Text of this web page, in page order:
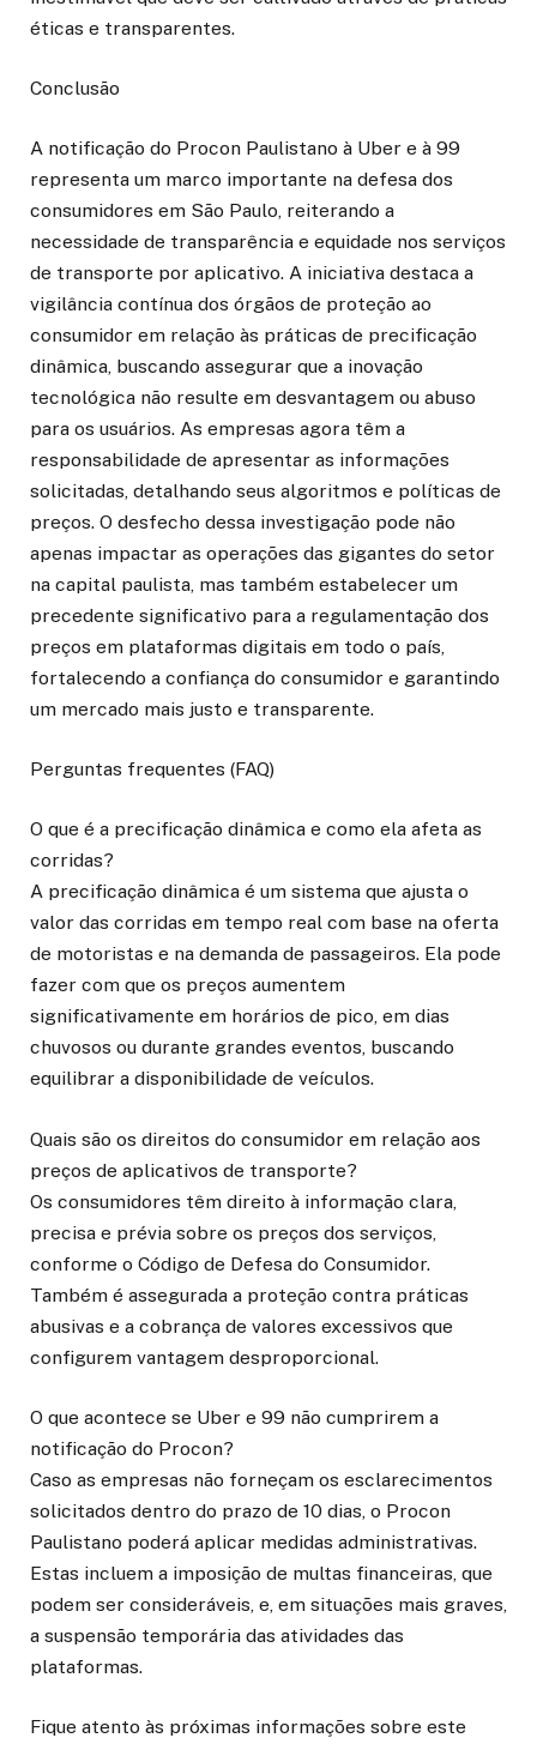
éticas e transparentes.
Conclusão
A notificação do Procon Paulistano à Uber e à 99
representa um marco importante na defesa dos
consumidores em São Paulo, reiterando a
necessidade de transparência e equidade nos serviços
de transporte por aplicativo. A iniciativa destaca a
vigilância contínua dos órgãos de proteção ao
consumidor em relação às práticas de precificação
dinâmica, buscando assegurar que a inovação
tecnológica não resulte em desvantagem ou abuso
para os usuários. As empresas agora têm a
responsabilidade de apresentar as informações
solicitadas, detalhando seus algoritmos e políticas de
preços. O desfecho dessa investigação pode não
apenas impactar as operações das gigantes do setor
na capital paulista, mas também estabelecer um
precedente significativo para a regulamentação dos
preços em plataformas digitais em todo o país,
fortalecendo a confiança do consumidor e garantindo
um mercado mais justo e transparente.
Perguntas frequentes (FAQ)
O que é a precificação dinâmica e como ela afeta as
corridas?
A precificação dinâmica é um sistema que ajusta o
valor das corridas em tempo real com base na oferta
de motoristas e na demanda de passageiros. Ela pode
fazer com que os preços aumentem
significativamente em horários de pico, em dias
chuvosos ou durante grandes eventos, buscando
equilibrar a disponibilidade de veículos.
Quais são os direitos do consumidor em relação aos
preços de aplicativos de transporte?
Os consumidores têm direito à informação clara,
precisa e prévia sobre os preços dos serviços,
conforme o Código de Defesa do Consumidor.
Também é assegurada a proteção contra práticas
abusivas e a cobrança de valores excessivos que
configurem vantagem desproporcional.
O que acontece se Uber e 99 não cumprirem a
notificação do Procon?
Caso as empresas não forneçam os esclarecimentos
solicitados dentro do prazo de 10 dias, o Procon
Paulistano poderá aplicar medidas administrativas.
Estas incluem a imposição de multas financeiras, que
podem ser consideráveis, e, em situações mais graves,
a suspensão temporária das atividades das
plataformas.
Fique atento às próximas informações sobre este